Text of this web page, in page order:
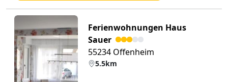
Ferienwohnungen Haus
Sauer
55234 Offenheim
5.5km